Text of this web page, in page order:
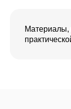
Материалы,